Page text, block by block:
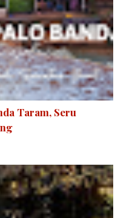
Taram, Seru